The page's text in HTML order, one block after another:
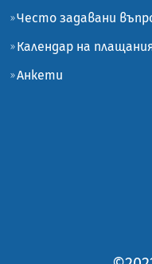
Често задавани
Календар на
Анкети